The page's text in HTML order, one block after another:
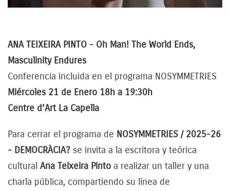
ANA TEIXEIRA PINTO - Oh Man! The World Ends,
Masculinity Endures
Conferencia incluida en el programa NOSYMMETRIES
Miércoles 21 de Enero 18h a 19:30h
Centre d’Art La Capella
Para cerrar el programa de NOSYMMETRIES / 2025-26
- DEMOCRÀCIA? se invita a la escritora y teórica
cultural Ana Teixeira Pinto a realizar un taller y una
charla pública, compartiendo su línea de